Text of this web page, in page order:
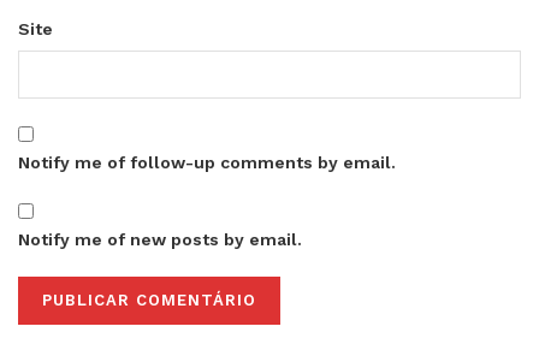
Site
Notify me of follow-up comments by email.
Notify me of new posts by email.